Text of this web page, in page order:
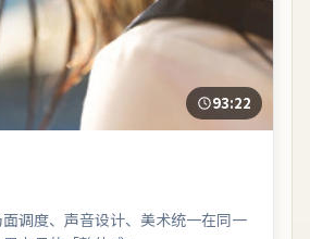
93:22
调度、声音设计、美术统一在同一